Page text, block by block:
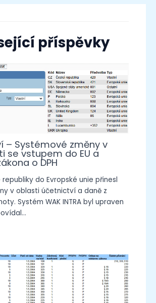
příspěvky
– Systémové změny v
se vstupem do EU a
o DPH
do Evropské unie přinesl
v oblasti účetnictví a daně z
Systém WAK INTRA byl upraven